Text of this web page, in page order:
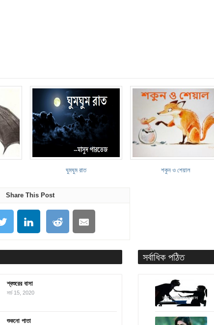
ঘুমঘুম রাত শকুন ও শেয়াল
Share This Post
শ্বশুরের বাসা
মার্চ 15, 2020
শুকনো পাতা
সর্বাধিক পঠিত